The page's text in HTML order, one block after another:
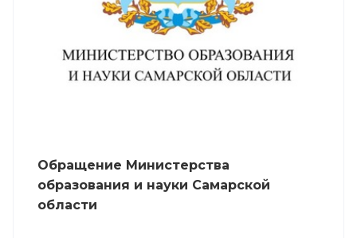
Обращение Министерства
образования и науки Самарской
области